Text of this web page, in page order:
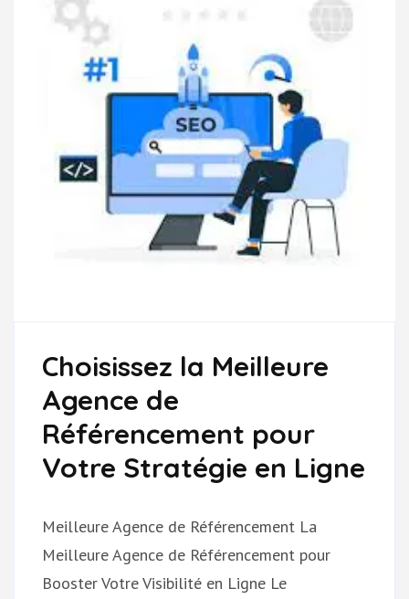
Choisissez la Meilleure
Agence de
Référencement pour
Votre Stratégie en Ligne
Meilleure Agence de Référencement La
Meilleure Agence de Référencement pour
Booster Votre Visibilité en Ligne Le